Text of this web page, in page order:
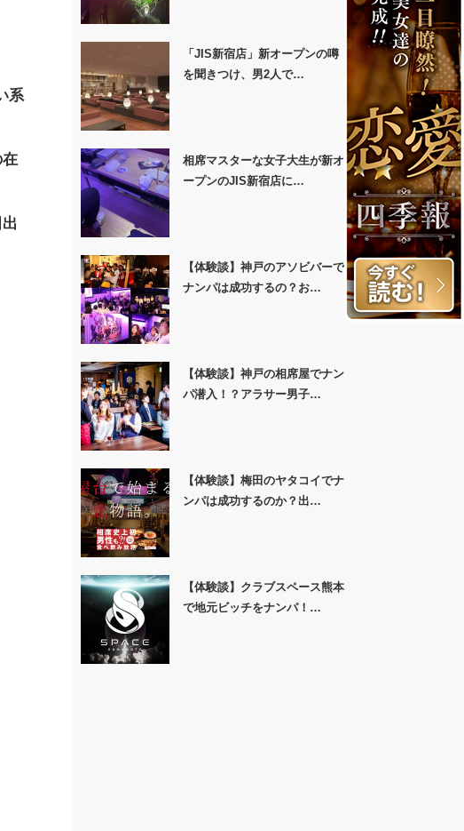
系
「JIS新宿店」新オープンの噂
を聞きつけ、男2人で…
相席マスターな女子大生が新オ
ープンのJIS新宿店に…
【体験談】神戸のアソビバーで
ナンパは成功するの？お…
【体験談】神戸の相席屋でナン
パ潜入！？アラサー男子…
【体験談】梅田のヤタコイでナ
ンパは成功するのか？出…
【体験談】クラブスペース熊本
で地元ビッチをナンパ！…